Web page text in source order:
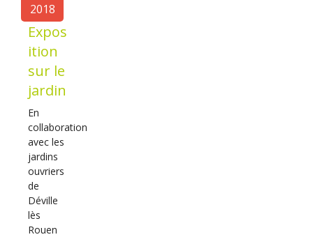
2018
Expos
ition
sur le
jardin
En
collaboration
avec les
jardins
ouvriers
de
Déville
lès
Rouen